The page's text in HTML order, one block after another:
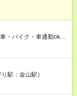
バイク・車通勤ok◆服
給有 ◆試用期間3ヶ月
さ：3ヶ月 ※ 雇用形態
1,200円
駅：金山駅）